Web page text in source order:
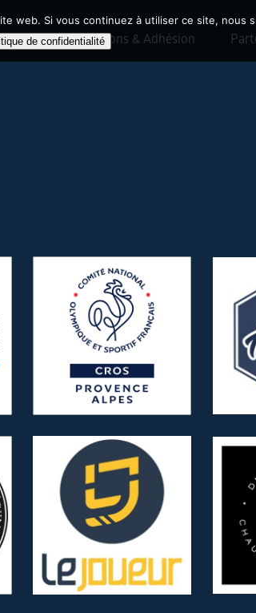
& Actions Dons & Adhésion
web. Si vous continuez à utiliser ce site, nous
de confidentialité